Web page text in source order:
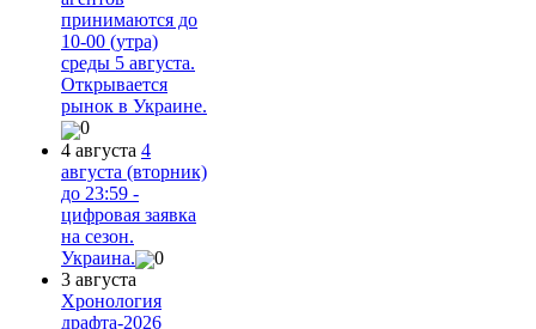
принимаются до
10-00 (утра)
среды 5 августа.
Открывается
рынок в Украине.
0
4 августа 4
августа (вторник)
до 23:59 -
цифровая заявка
на сезон.
Украина.
0
3 августа
Хронология
драфта-2026